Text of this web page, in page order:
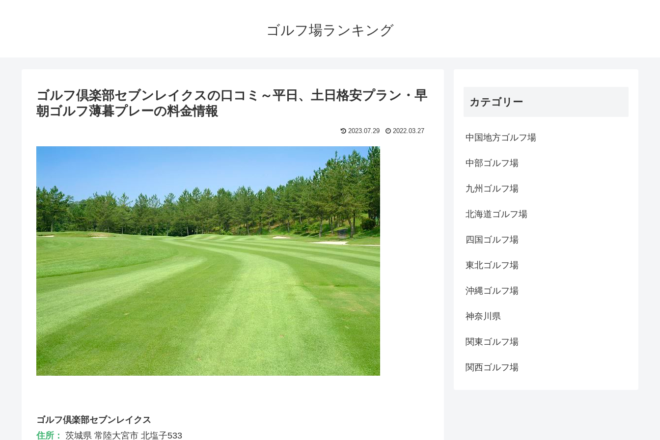
ゴルフ場ランキング
ゴルフ倶楽部セブンレイクスの口コミ～平日、土日格安プラン・早
朝ゴルフ薄暮プレーの料金情報
2023.07.29 2022.03.27
ゴルフ倶楽部セブンレイクス
住所： 茨城県 常陸大宮市 北塩子533
カテゴリー
中国地方ゴルフ場
中部ゴルフ場
九州ゴルフ場
北海道ゴルフ場
四国ゴルフ場
東北ゴルフ場
沖縄ゴルフ場
神奈川県
関東ゴルフ場
関西ゴルフ場